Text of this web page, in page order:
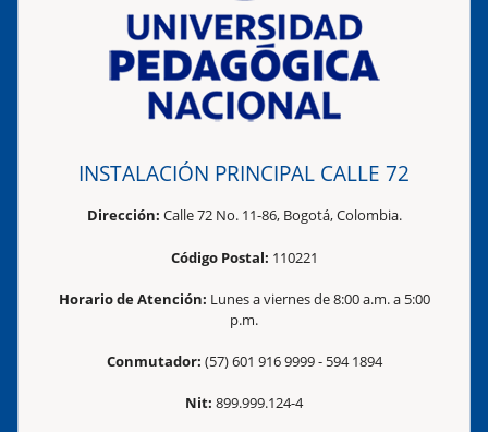
INSTALACIÓN PRINCIPAL CALLE 72
Dirección: Calle 72 No. 11-86, Bogotá, Colombia.
Código Postal: 110221
Horario de Atención: Lunes a viernes de 8:00 a.m. a 5:00
p.m.
Conmutador: (57) 601 916 9999 - 594 1894
Nit: 899.999.124-4